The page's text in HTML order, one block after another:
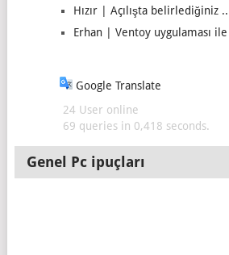
Hızır | Açılışta belirlediğiniz
Erhan | Ventoy uygulaması
Google Translate
24 User online
69 queries in 0,418 seconds.
Genel Pc ipuçları